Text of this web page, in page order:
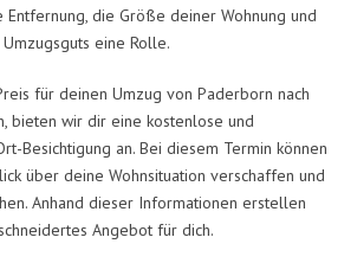
die Größe deiner Wohnung und
eine Rolle.
für deinen Umzug von Paderborn nach
bieten wir dir eine kostenlose und
Besichtigung an. Bei diesem Termin können
über deine Wohnsituation verschaffen und
Anhand dieser Informationen erstellen
Angebot für dich.